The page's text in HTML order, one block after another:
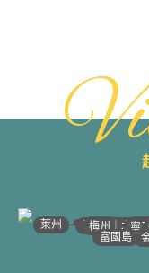
•
沙壩 •
萊州 • 宣
安沛｜木江界
梅州｜木州
寧
富國島 •